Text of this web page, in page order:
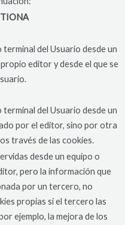
terminal del Usuario desde un
editor y desde el que se
terminal del Usuario desde un
por el editor, sino por otra
través de las cookies.
desde un equipo o
pero la información que
por un tercero, no
propias si el tercero las
ejemplo, la mejora de los